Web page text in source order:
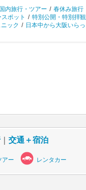
内旅行・ツアー / 春休み旅行
ポット / 特別公開・特別拝
ック / 日本中から大阪いら
｜ 交通＋宿泊
アー レンタカー